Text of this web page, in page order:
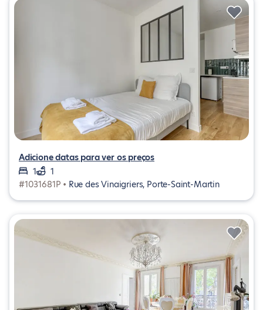
Adicione datas para ver os preços
1
1
#1031681P • Rue des Vinaigriers, Porte-Saint-Martin